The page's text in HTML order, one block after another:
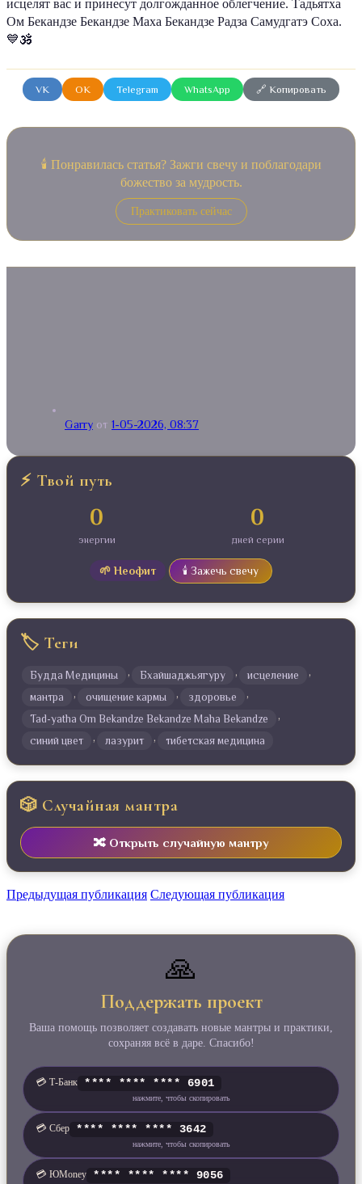
исцелят вас и принесут долгожданное облегчение. Тадьятха
Ом Бекандзе Бекандзе Маха Бекандзе Радза Самудгатэ Соха.
💙🕉️
VK OK Telegram WhatsApp 🔗 Копировать
🕯️ Понравилась статья? Зажги свечу и поблагодари
божество за мудрость.
Практиковать сейчас
Garry от 1-05-2026, 08:37
⚡ Твой путь
0
энергии
0
дней серии
🌱 Неофит 🕯️ Зажечь свечу
🏷️ Теги
Будда Медицины , Бхайшаджьягуру , исцеление ,
мантра , очищение кармы , здоровье ,
Tad-yatha Om Bekandze Bekandze Maha Bekandze ,
синий цвет , лазурит , тибетская медицина
🎲 Случайная мантра
🔀 Открыть случайную мантру
Предыдущая публикация Следующая публикация
🙏
Поддержать проект
Ваша помощь позволяет создавать новые мантры и практики,
сохраняя всё в даре. Спасибо!
💳 Т‑Банк **** **** **** 6901
нажмите, чтобы скопировать
💳 Сбер **** **** **** 3642
нажмите, чтобы скопировать
💳 ЮMoney **** **** **** 9056